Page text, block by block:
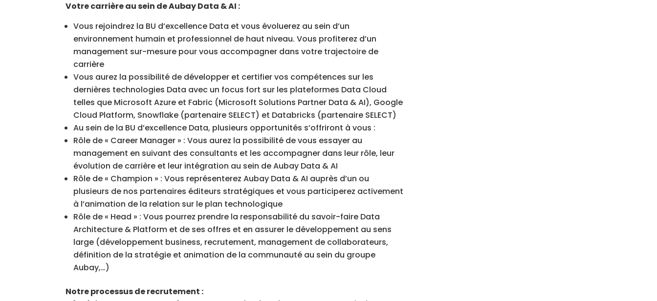
Votre carrière au sein de Aubay Data & AI :
Vous rejoindrez la BU d’excellence Data et vous évoluerez au sein d’un
environnement humain et professionnel de haut niveau. Vous profiterez d’un
management sur-mesure pour vous accompagner dans votre trajectoire de
carrière
Vous aurez la possibilité de développer et certifier vos compétences sur les
dernières technologies Data avec un focus fort sur les plateformes Data Cloud
telles que Microsoft Azure et Fabric (Microsoft Solutions Partner Data & AI), Google
Cloud Platform, Snowflake (partenaire SELECT) et Databricks (partenaire SELECT)
Au sein de la BU d’excellence Data, plusieurs opportunités s’offriront à vous :
Rôle de « Career Manager » : Vous aurez la possibilité de vous essayer au
management en suivant des consultants et les accompagner dans leur rôle, leur
évolution de carrière et leur intégration au sein de Aubay Data & AI
Rôle de « Champion » : Vous représenterez Aubay Data & AI auprès d’un ou
plusieurs de nos partenaires éditeurs stratégiques et vous participerez activement
à l’animation de la relation sur le plan technologique
Rôle de « Head » : Vous pourrez prendre la responsabilité du savoir-faire Data
Architecture & Platform et de ses offres et en assurer le développement au sens
large (développement business, recrutement, management de collaborateurs,
définition de la stratégie et animation de la communauté au sein du groupe
Aubay,…)
Notre processus de recrutement :